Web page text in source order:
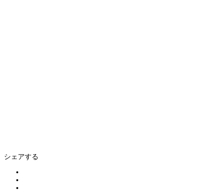
シェアする